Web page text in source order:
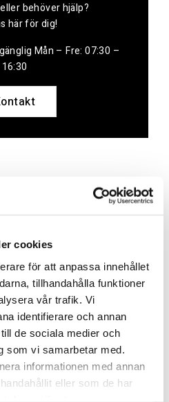
cookies
för att anpassa innehållet
tillhandahålla funktioner
vår trafik. Vi
identifierare och annan
de sociala medier och
som vi samarbetar med.
informationen med annan
eller som de har
behöver hjälp?
här för dig!
Mån – Fre: 07:30 –
16:30
BoIS